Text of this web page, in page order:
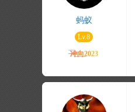
蚂蚁
Lv.8